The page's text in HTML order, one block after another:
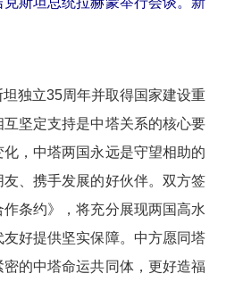
独立35周年并取得国家建设重
坚定支持是中塔关系的核心要
，中塔两国永远是守望相助的
、携手发展的好伙伴。双方签
条约》，将充分展现两国高水
好提供坚实保障。中方愿同塔
的中塔命运共同体，更好造福